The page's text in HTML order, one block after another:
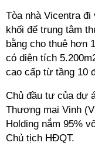
Tòa nhà Vicentra đi
khối đế trung tâm
bằng cho thuê hơn
có diện tích
cao cấp từ tầng 10
Chủ đầu tư của dự
Thương mại Vinh
Holding nắm 95%
Chủ tịch HĐQT.